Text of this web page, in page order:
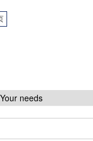
Your needs